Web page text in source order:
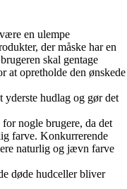
en ulempe
der måske har en
skal gentage
at opretholde den ønskede
yderste hudlag og gør det
nogle brugere, da det
farve. Konkurrerende
naturlig og jævn farve
døde hudceller bliver